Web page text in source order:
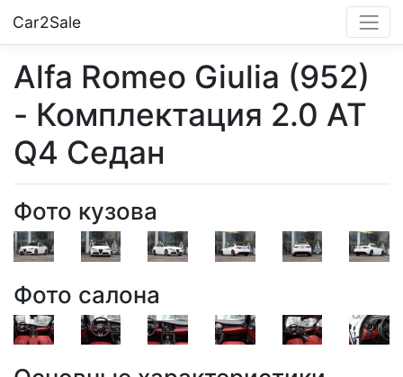
Car2Sale
Alfa Romeo Giulia (952)
- Комплектация 2.0 AT
Q4 Седан
Фото кузова
Фото салона